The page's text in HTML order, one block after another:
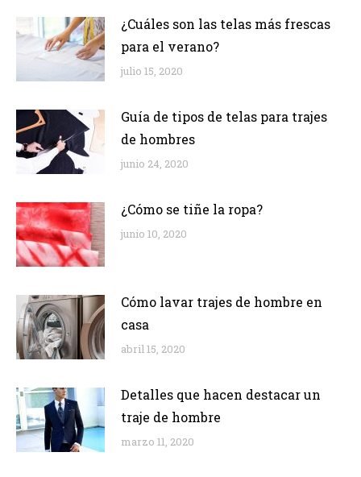
¿Cuáles son las telas más frescas
para el verano?
julio 15, 2020
Guía de tipos de telas para trajes
de hombres
junio 24, 2020
¿Cómo se tiñe la ropa?
junio 10, 2020
Cómo lavar trajes de hombre en
casa
abril 15, 2020
Detalles que hacen destacar un
traje de hombre
marzo 11, 2020